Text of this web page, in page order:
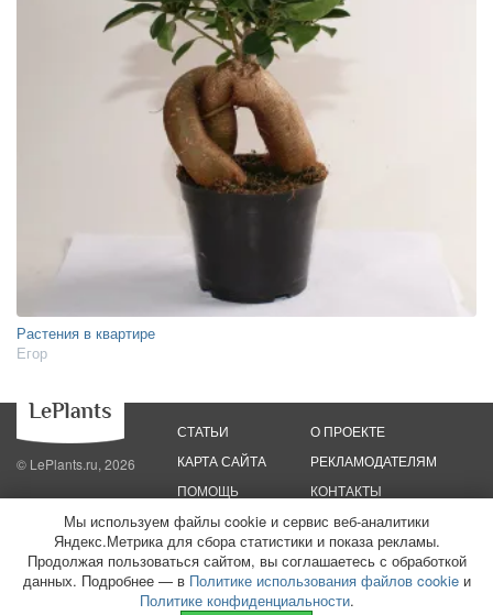
Растения в квартире
Егор
© LePlants.ru, 2026
СТАТЬИ
КАРТА САЙТА
ПОМОЩЬ
О ПРОЕКТЕ
РЕКЛАМОДАТЕЛЯМ
КОНТАКТЫ
Политика конфиденциальности
Политика использования файлов cookie
Пользовательское соглашение
Редакционные стандарты
ООО «Трафик»
ИНН 7813175200 ОГРН 1027806866724
Монетизация
Мы используем файлы cookie и сервис веб-аналитики
Яндекс.Метрика для сбора статистики и показа рекламы.
Продолжая пользоваться сайтом, вы соглашаетесь с обработкой
данных. Подробнее — в Политике использования файлов cookieи
Политике конфиденциальности.